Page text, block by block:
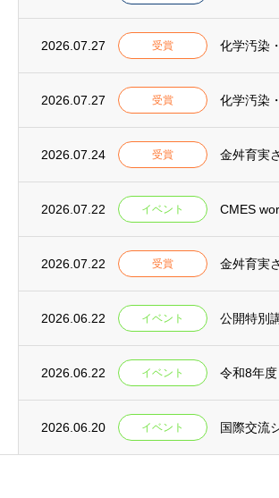
2026.07.27 受賞
2026.07.27 受賞
2026.07.24 受賞
2026.07.22 イベント
2026.07.22 受賞
2026.06.22 イベント
2026.06.22 イベント
2026.06.20 イベント